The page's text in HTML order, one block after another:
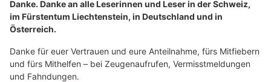
Danke. Danke an alle Leserinnen und Leser in der Schweiz,
im Fürstentum Liechtenstein, in Deutschland und in
Österreich.
Danke für euer Vertrauen und eure Anteilnahme, fürs Mitfiebern
und fürs Mithelfen – bei Zeugenaufrufen, Vermisstmeldungen
und Fahndungen.